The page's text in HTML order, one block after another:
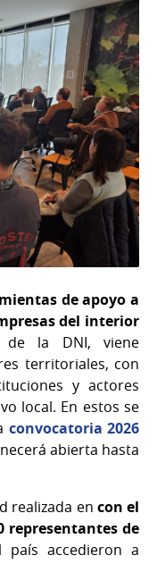
de apoyo a
del interior
la DNI, viene
territoriales, con
y actores
local. En estos se
convocatoria 2026
abierta hasta
realizada en con el
representantes de
accedieron a